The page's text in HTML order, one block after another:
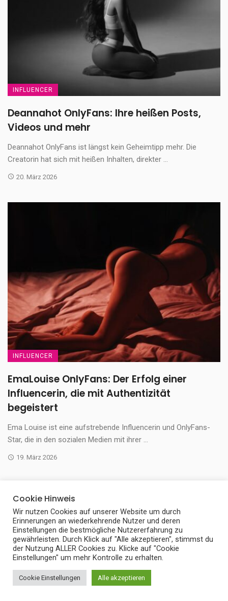
INFLUENCER
Deannahot OnlyFans: Ihre heißen Posts,
Videos und mehr
Deannahot OnlyFans ist längst kein Geheimtipp mehr. Die
Creatorin hat sich mit heißen Inhalten, direkter ...
20. März 2026
INFLUENCER
EmaLouise OnlyFans: Der Erfolg einer
Influencerin, die mit Authentizität
begeistert
Ema Louise ist eine aufstrebende Influencerin und OnlyFans-
Star, die in den sozialen Medien mit ihrer ...
19. März 2026
ALLES ANSEHEN IN INFLUENCER
Cookie Hinweis
Wir nutzen Cookies auf unserer Website um durch
Erinnerungen an wiederkehrende Nutzer und deren
Einstellungen die bestmögliche Nutzererfahrung zu
gewährleisten. Durch Klick auf "Alle akzeptieren", stimmst du
der Nutzung ALLER Cookies zu. Klicke auf "Cookie
Einstellungen" um mehr Kontrolle zu erhalten.
Cookie Einstellungen Alle akzeptieren